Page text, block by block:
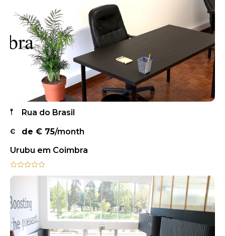
Rua do Brasil
de € 75/month
Urubu em Coimbra